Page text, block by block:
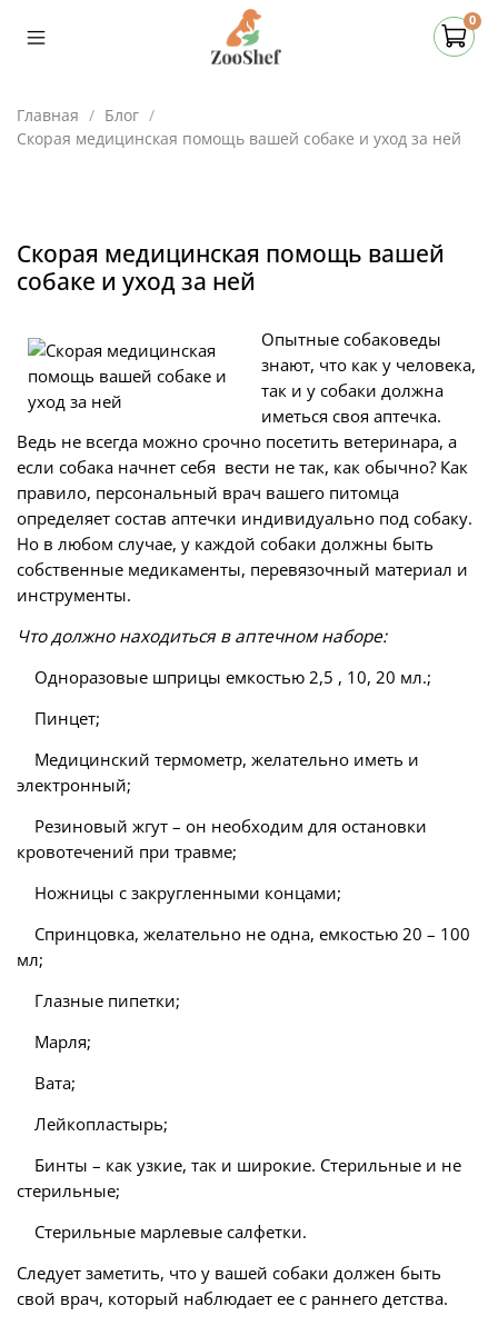
0
Главная
Блог
Скорая медицинская помощь вашей собаке и уход за ней
Скорая медицинская помощь вашей
собаке и уход за ней
Опытные собаковеды
знают, что как у человека,
так и у собаки должна
иметься своя аптечка.
Ведь не всегда можно срочно посетить ветеринара, а
если собака начнет себя вести не так, как обычно? Как
правило, персональный врач вашего питомца
определяет состав аптечки индивидуально под собаку.
Но в любом случае, у каждой собаки должны быть
собственные медикаменты, перевязочный материал и
инструменты.
Что должно находиться в аптечном наборе:
Одноразовые шприцы емкостью 2,5 , 10, 20 мл.;
Пинцет;
Медицинский термометр, желательно иметь и
электронный;
Резиновый жгут – он необходим для остановки
кровотечений при травме;
Ножницы с закругленными концами;
Спринцовка, желательно не одна, емкостью 20 – 100
мл;
Глазные пипетки;
Марля;
Вата;
Лейкопластырь;
Бинты – как узкие, так и широкие. Стерильные и не
стерильные;
Стерильные марлевые салфетки.
Следует заметить, что у вашей собаки должен быть
свой врач, который наблюдает ее с раннего детства.